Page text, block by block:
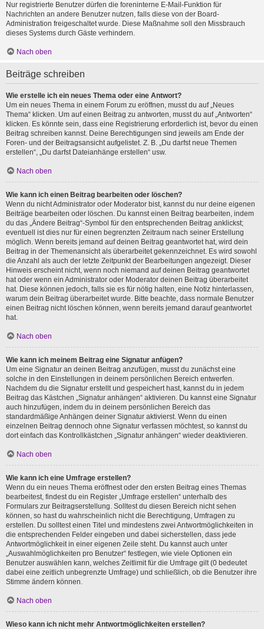
Nur registrierte Benutzer dürfen die foreninterne E-Mail-Funktion für
Nachrichten an andere Benutzer nutzen, falls diese von der Board-
Administration freigeschaltet wurde. Diese Maßnahme soll den Missbrauch
dieses Systems durch Gäste verhindern.
Nach oben
Beiträge schreiben
Wie erstelle ich ein neues Thema oder eine Antwort?
Um ein neues Thema in einem Forum zu eröffnen, musst du auf „Neues
Thema“ klicken. Um auf einen Beitrag zu antworten, musst du auf „Antworten“
klicken. Es könnte sein, dass eine Registrierung erforderlich ist, bevor du einen
Beitrag schreiben kannst. Deine Berechtigungen sind jeweils am Ende der
Foren- und der Beitragsansicht aufgelistet. Z. B. „Du darfst neue Themen
erstellen“, „Du darfst Dateianhänge erstellen“ usw.
Nach oben
Wie kann ich einen Beitrag bearbeiten oder löschen?
Wenn du nicht Administrator oder Moderator bist, kannst du nur deine eigenen
Beiträge bearbeiten oder löschen. Du kannst einen Beitrag bearbeiten, indem
du das „Ändere Beitrag“-Symbol für den entsprechenden Beitrag anklickst;
eventuell ist dies nur für einen begrenzten Zeitraum nach seiner Erstellung
möglich. Wenn bereits jemand auf deinen Beitrag geantwortet hat, wird dein
Beitrag in der Themenansicht als überarbeitet gekennzeichnet. Es wird sowohl
die Anzahl als auch der letzte Zeitpunkt der Bearbeitungen angezeigt. Dieser
Hinweis erscheint nicht, wenn noch niemand auf deinen Beitrag geantwortet
hat oder wenn ein Administrator oder Moderator deinen Beitrag überarbeitet
hat. Diese können jedoch, falls sie es für nötig halten, eine Notiz hinterlassen,
warum dein Beitrag überarbeitet wurde. Bitte beachte, dass normale Benutzer
einen Beitrag nicht löschen können, wenn bereits jemand darauf geantwortet
hat.
Nach oben
Wie kann ich meinem Beitrag eine Signatur anfügen?
Um eine Signatur an deinen Beitrag anzufügen, musst du zunächst eine
solche in den Einstellungen in deinem persönlichen Bereich entwerfen.
Nachdem du die Signatur erstellt und gespeichert hast, kannst du in jedem
Beitrag das Kästchen „Signatur anhängen“ aktivieren. Du kannst eine Signatur
auch hinzufügen, indem du in deinem persönlichen Bereich das
standardmäßige Anhängen deiner Signatur aktivierst. Wenn du einen
einzelnen Beitrag dennoch ohne Signatur verfassen möchtest, so kannst du
dort einfach das Kontrollkästchen „Signatur anhängen“ wieder deaktivieren.
Nach oben
Wie kann ich eine Umfrage erstellen?
Wenn du ein neues Thema eröffnest oder den ersten Beitrag eines Themas
bearbeitest, findest du ein Register „Umfrage erstellen“ unterhalb des
Formulars zur Beitragserstellung. Solltest du diesen Bereich nicht sehen
können, so hast du wahrscheinlich nicht die Berechtigung, Umfragen zu
erstellen. Du solltest einen Titel und mindestens zwei Antwortmöglichkeiten in
die entsprechenden Felder eingeben und dabei sicherstellen, dass jede
Antwortmöglichkeit in einer eigenen Zeile steht. Du kannst auch unter
„Auswahlmöglichkeiten pro Benutzer“ festlegen, wie viele Optionen ein
Benutzer auswählen kann, welches Zeitlimit für die Umfrage gilt (0 bedeutet
dabei eine zeitlich unbegrenzte Umfrage) und schließlich, ob die Benutzer ihre
Stimme ändern können.
Nach oben
Wieso kann ich nicht mehr Antwortmöglichkeiten erstellen?